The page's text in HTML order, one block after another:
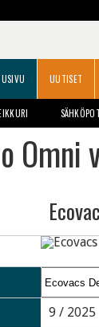
UUTISET
9 / 2025